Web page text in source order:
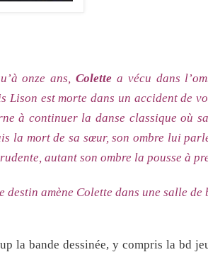
onze ans,Colette a vécu dans
Lison est morte dans un accident de
à continuer la danse classique où
la mort de sa sœur, son ombre lui
autant son ombre la pousse à
destin amène Colette dans une salle
la bande dessinée, y compris la bd